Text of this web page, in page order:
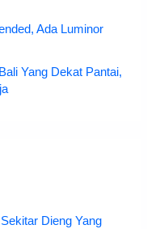
Ada Luminor
Yang Dekat Pantai,
Dieng Yang